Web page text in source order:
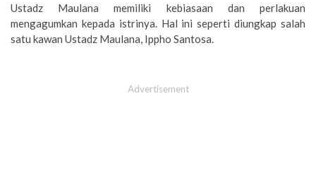
Ustadz Maulana memiliki kebiasaan dan perlakuan
mengagumkan kepada istrinya. Hal ini seperti diungkap salah
satu kawan Ustadz Maulana, Ippho Santosa.
Advertisement